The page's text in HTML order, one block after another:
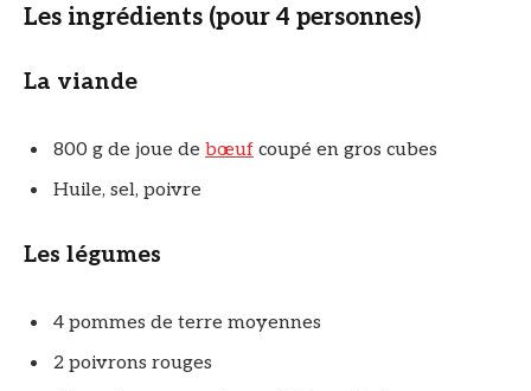
Les ingrédients (pour 4 personnes)
La viande
800 g de joue de bœuf coupé en gros cubes
Huile, sel, poivre
Les légumes
4 pommes de terre moyennes
2 poivrons rouges